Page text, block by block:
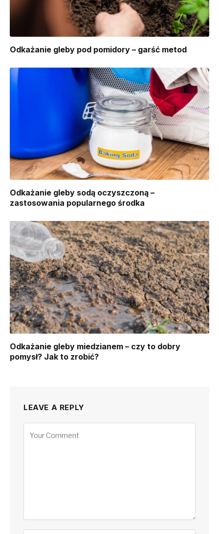
Odkażanie gleby pod pomidory – garść metod
Odkażanie gleby sodą oczyszczoną –
zastosowania popularnego środka
Odkażanie gleby miedzianem – czy to dobry
pomysł? Jak to zrobić?
LEAVE A REPLY